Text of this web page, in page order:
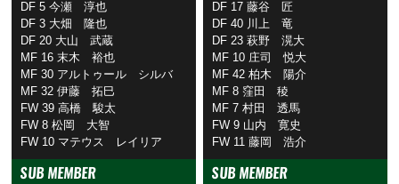
DF 5 今瀬 淳也
DF 3 大畑 隆也
DF 20 大山 武蔵
MF 16 末木 裕也
MF 30 アルトゥール シルバ
MF 32 伊藤 拓巳
FW 39 高橋 駿太
FW 8 松岡 大智
FW 10 マテウス レイリア
SUB MEMBER
DF 17 藤谷 匠
DF 40 川上 竜
DF 23 萩野 滉大
MF 10 庄司 悦大
MF 42 柏木 陽介
MF 8 窪田 稜
MF 7 村田 透馬
FW 9 山内 寛史
FW 11 藤岡 浩介
SUB MEMBER